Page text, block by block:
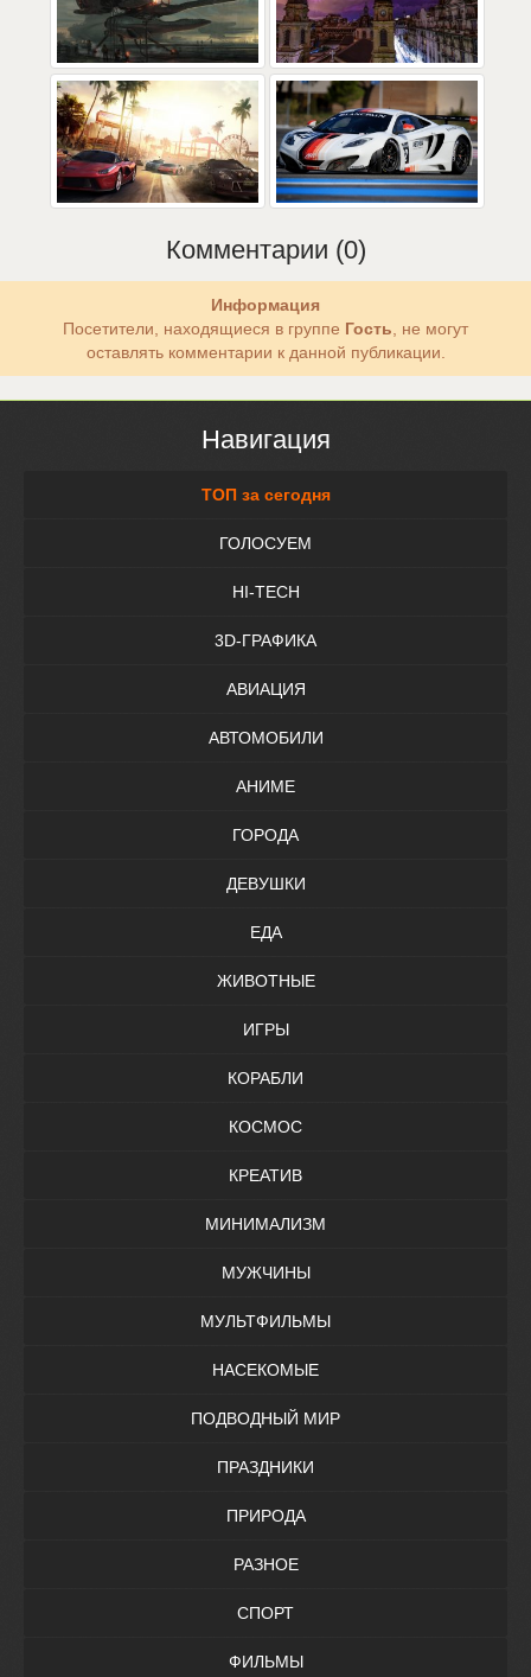
Комментарии (0)
Информация
Посетители, находящиеся в группе Гость , не могут
оставлять комментарии к данной публикации.
Навигация
ТОП за сегодня
ГОЛОСУЕМ
HI-TECH
3D-ГРАФИКА
АВИАЦИЯ
АВТОМОБИЛИ
АНИМЕ
ГОРОДА
ДЕВУШКИ
ЕДА
ЖИВОТНЫЕ
ИГРЫ
КОРАБЛИ
КОСМОС
КРЕАТИВ
МИНИМАЛИЗМ
МУЖЧИНЫ
МУЛЬТФИЛЬМЫ
НАСЕКОМЫЕ
ПОДВОДНЫЙ МИР
ПРАЗДНИКИ
ПРИРОДА
РАЗНОЕ
СПОРТ
ФИЛЬМЫ